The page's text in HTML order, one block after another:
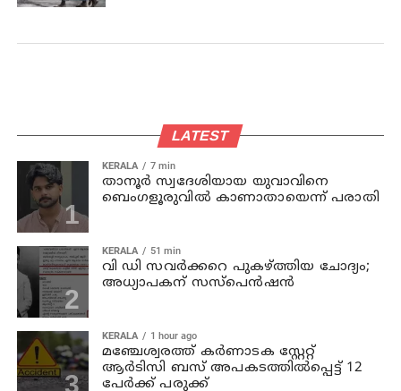
LATEST
KERALA 7 min
താനൂര്‍ സ്വദേശിയായ യുവാവിനെ
ബെംഗളൂരുവില്‍ കാണാതായെന്ന് പരാതി
KERALA 51 min
വി ഡി സവര്‍ക്കറെ പുകഴ്ത്തിയ ചോദ്യം;
അധ്യാപകന് സസ്പെന്‍ഷന്‍
KERALA 1 hour ago
മഞ്ചേശ്വരത്ത് കര്‍ണാടക സ്റ്റേറ്റ്
ആര്‍ടിസി ബസ് അപകടത്തില്‍പ്പെട്ട് 12
പേര്‍ക്ക് പരുക്ക്